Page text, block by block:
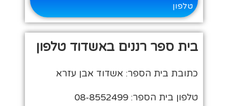
טלפון
בית ספר רננים באשדוד טלפון
כתובת בית הספר: אשדוד אבן עזרא
טלפון בית הספר: 08-8552499